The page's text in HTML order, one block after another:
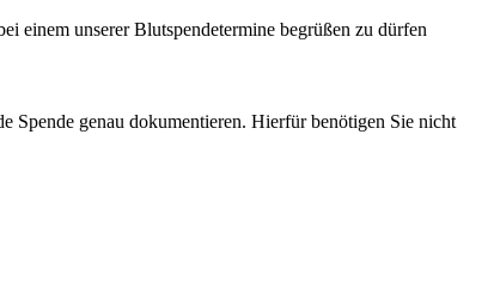
einem unserer Blutspendetermine begrüßen zu dürfen
Spende genau dokumentieren. Hierfür benötigen Sie nicht